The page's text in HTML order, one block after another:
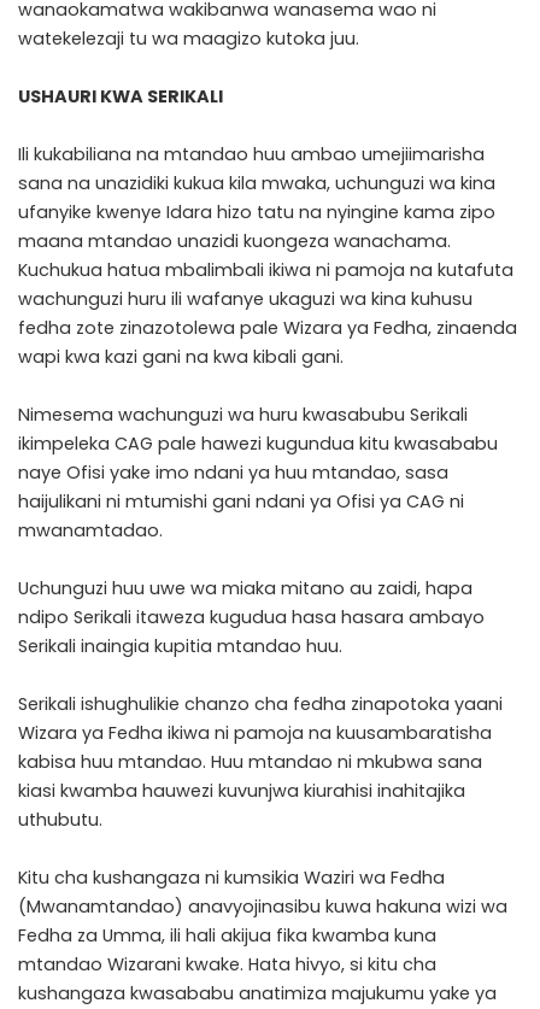
wanaokamatwa wakibanwa wanasema wao ni
watekelezaji tu wa maagizo kutoka juu.
USHAURI KWA SERIKALI
Ili kukabiliana na mtandao huu ambao umejiimarisha
sana na unazidiki kukua kila mwaka, uchunguzi wa kina
ufanyike kwenye Idara hizo tatu na nyingine kama zipo
maana mtandao unazidi kuongeza wanachama.
Kuchukua hatua mbalimbali ikiwa ni pamoja na kutafuta
wachunguzi huru ili wafanye ukaguzi wa kina kuhusu
fedha zote zinazotolewa pale Wizara ya Fedha, zinaenda
wapi kwa kazi gani na kwa kibali gani.
Nimesema wachunguzi wa huru kwasabubu Serikali
ikimpeleka CAG pale hawezi kugundua kitu kwasababu
naye Ofisi yake imo ndani ya huu mtandao, sasa
haijulikani ni mtumishi gani ndani ya Ofisi ya CAG ni
mwanamtadao.
Uchunguzi huu uwe wa miaka mitano au zaidi, hapa
ndipo Serikali itaweza kugudua hasa hasara ambayo
Serikali inaingia kupitia mtandao huu.
Serikali ishughulikie chanzo cha fedha zinapotoka yaani
Wizara ya Fedha ikiwa ni pamoja na kuusambaratisha
kabisa huu mtandao. Huu mtandao ni mkubwa sana
kiasi kwamba hauwezi kuvunjwa kiurahisi inahitajika
uthubutu.
Kitu cha kushangaza ni kumsikia Waziri wa Fedha
(Mwanamtandao) anavyojinasibu kuwa hakuna wizi wa
Fedha za Umma, ili hali akijua fika kwamba kuna
mtandao Wizarani kwake. Hata hivyo, si kitu cha
kushangaza kwasababu anatimiza majukumu yake ya